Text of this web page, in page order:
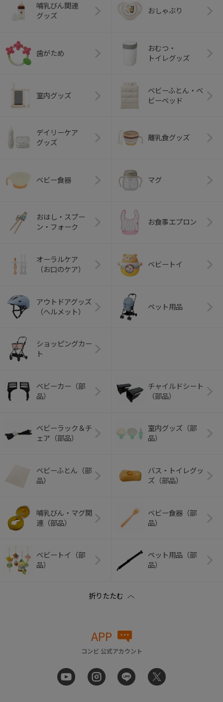
哺乳びん関連
グッズ
おしゃぶり
歯がため
おむつ・
トイレグッズ
室内グッズ
ベビーふとん・ベ
ビーベッド
デイリーケア
グッズ
離乳食グッズ
ベビー食器 マグ
おはし・スプー
ン・フォーク
お食事エプロン
オーラルケア
（お口のケア）
ベビートイ
アウトドアグッズ
（ヘルメット）
ペット用品
ショッピングカー
ト
ベビーカー（部
品）
チャイルドシート
（部品）
ベビーラック＆チ
ェア（部品）
室内グッズ（部
品）
ベビーふとん（部
品）
バス・トイレグッ
ズ（部品）
哺乳びん・マグ関
連（部品）
ベビー食器（部
品）
ベビートイ（部
品）
ペット用品（部
品）
APP
コンビ 公式アカウント